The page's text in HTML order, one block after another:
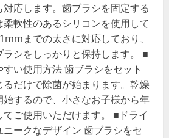
応します。歯ブラシを固定する
軟性のあるシリコンを使用して
までの太さに対応しており、
シをしっかりと保持します。 ■
い使用方法 歯ブラシをセット
るだけで除菌が始まります。乾燥
始するので、小さなお子様から年
ご使用いただけます。 ■ドライ
ークなデザイン 歯ブラシをセ